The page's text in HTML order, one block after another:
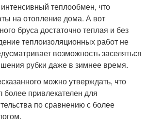
теплообмен, что
на отопление дома. А вот
бруса достаточно теплая и без
теплоизоляционных работ не
возможность заселяться
рубки даже в зимнее время.
можно утверждать, что
привлекателен для
по сравнению с более